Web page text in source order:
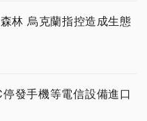
林 烏克蘭指控造成生態
發手機等電信設備進口